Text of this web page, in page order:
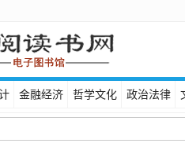
金融经济 哲学文化 政治法律